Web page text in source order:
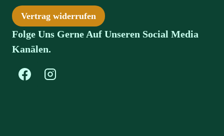
Vertrag widerrufen
Folge Uns Gerne Auf Unseren Social Media
Kanälen.